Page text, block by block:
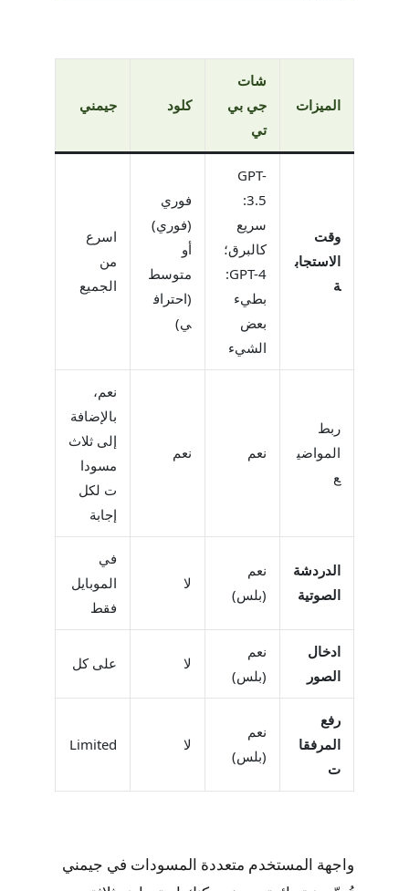
الميزات
شات
جي بي
تي
كلود جيمني
وقت
الاستجاب
ة
GPT-
3.5:
سريع
كالبرق؛
GPT-4:
بطيء
بعض
الشيء
فوري
(فوري)
أو
متوسط ​​
(احتراف
ي)
اسرع
من
الجميع
ربط
المواضي
ع
نعم نعم
نعم،
بالإضافة
إلى ثلاث
مسودا
ت لكل
إجابة
الدردشة
الصوتية
نعم
(بلس)
لا
في
الموبايل
فقط
ادخال
الصور
نعم
(بلس)
لا على كل
رفع
المرفقا
ت
نعم
(بلس)
لا Limited
واجهة المستخدم متعددة المسودات في جيمني